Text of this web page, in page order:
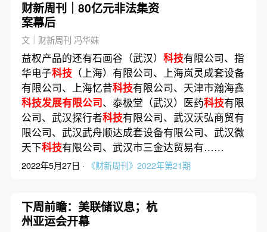
财新周刊｜80亿元非法集资
案幕后
文｜财新周刊 冯华妹
益权产品的还有石画谷（武汉） 科技有限公司、指
华电子科技（上海）有限公司、上海岚灵成套设备
有限公司、上海忆昔科技有限公司、天津市瀚海鑫
科技发展有限公司、泰极堂（武汉）医药科技有限
公司、武汉探行者科技有限公司、武汉沃弘商贸有
限公司、武汉武舟顺达成套设备有限公司、武汉微
天下科技有限公司、武汉市三金达贸易有……
2022年5月27日 · 《财新周刊》2022年第21期
下周前瞻：美联储议息；杭
州亚运会开幕